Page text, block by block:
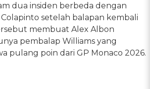
dua insiden berbeda dengan
setelah balapan kembali
membuat Alex Albon
pembalap Williams yang
pulang poin dari GP Monaco 2026.